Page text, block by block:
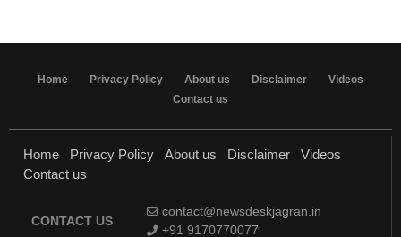
Home Privacy Policy About us Disclaimer
Videos
Contact us
Home Privacy Policy About us Disclaimer
Videos
Contact us
CONTACT US
contact@newsdeskjagran.in
+91 9170770077